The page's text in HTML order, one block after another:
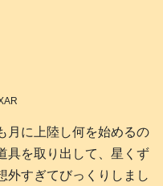
月に上陸し何を始めるの
具を取り出して、星くず
外すぎてびっくりしまし